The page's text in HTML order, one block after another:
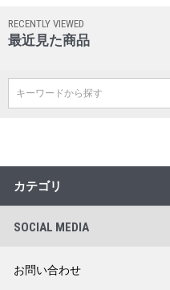
RECENTLY VIEWED
最近見た商品
キーワードから探す
カテゴリ
SOCIAL MEDIA
お問い合わせ